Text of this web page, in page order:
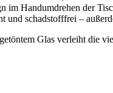
Handumdrehen der
schadstofffrei –
Glas verleiht die